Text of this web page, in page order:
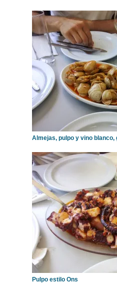
Almejas, pulpo y vino blanco,
Pulpo estilo Ons